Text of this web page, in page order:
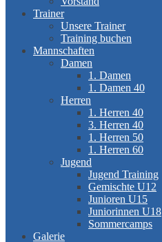
Trainer
Unsere Trainer
Training buchen
Mannschaften
Damen
1. Damen
1. Damen 40
Herren
1. Herren 40
3. Herren 40
1. Herren 50
1. Herren 60
Jugend
Jugend Training
Gemischte U12
Junioren U15
Juniorinnen U18
Sommercamps
Galerie